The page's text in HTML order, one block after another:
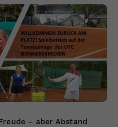
– aber Abstand